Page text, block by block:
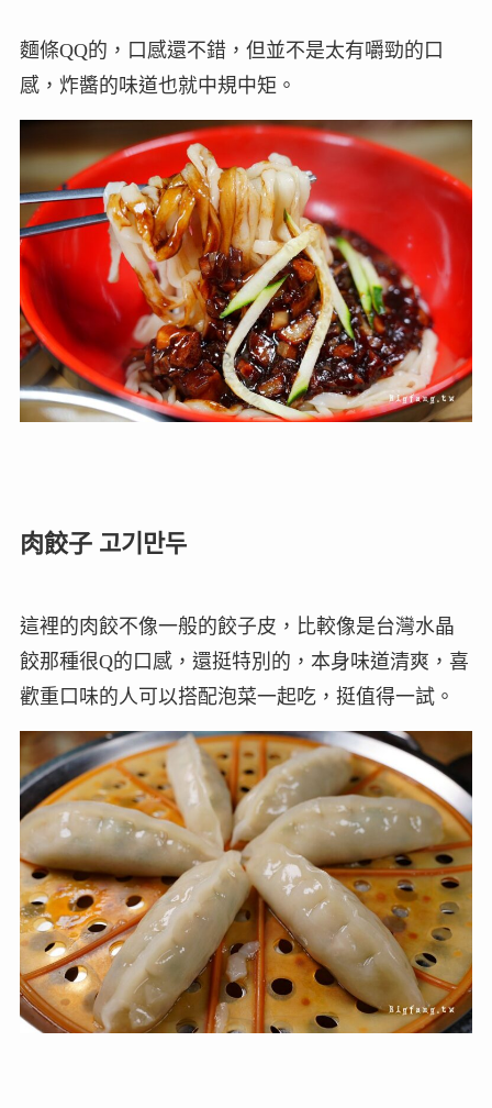
麵條QQ的，口感還不錯，但並不是太有嚼勁的口
感，炸醬的味道也就中規中矩。
肉餃子 고기만두
這裡的肉餃不像一般的餃子皮，比較像是台灣水晶
餃那種很Q的口感，還挺特別的，本身味道清爽，喜
歡重口味的人可以搭配泡菜一起吃，挺值得一試。